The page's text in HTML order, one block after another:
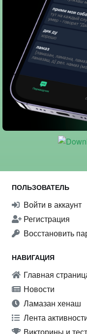
ПОЛЬЗОВАТЕЛЬ
Войти в аккаунт
Регистрация
Восстановить
НАВИГАЦИЯ
Главная
Новости
Ламазан хенаш
Лента
Викторины и